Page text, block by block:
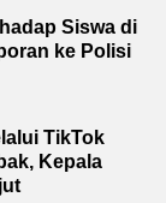
Siswa di
ke Polisi
TikTok
Kepala